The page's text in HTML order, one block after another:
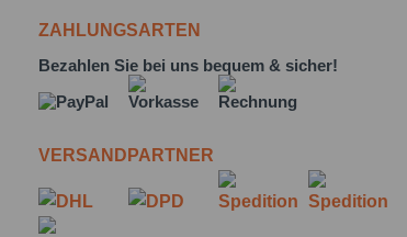
ZAHLUNGSARTEN
Bezahlen Sie bei uns bequem & sicher!
VERSANDPARTNER